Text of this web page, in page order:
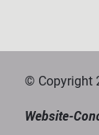
© Copyright
Website-